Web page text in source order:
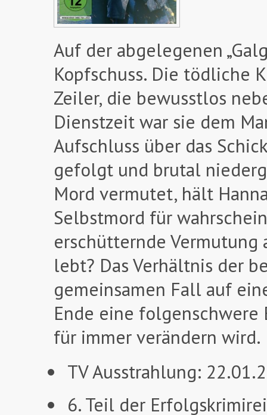
Auf der abgelegenen
Kopfschuss. Die tödliche
Zeiler, die bewusstlos
Dienstzeit war sie dem
Aufschluss über das
gefolgt und brutal
Mord vermutet, hält
Selbstmord für
erschütternde Vermutung
lebt? Das Verhältnis der
gemeinsamen Fall auf
Ende eine folgenschwere
für immer verändern wird.
TV Ausstrahlung:
6. Teil der